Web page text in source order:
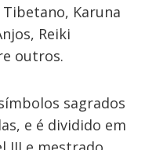
Karuna
Reiki
outros.
sagrados
e é dividido em